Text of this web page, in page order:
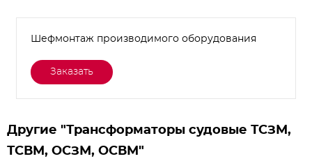
Шефмонтаж производимого оборудования
Заказать
Другие "Трансформаторы судовые ТСЗМ,
ТСВМ, ОСЗМ, ОСВМ"